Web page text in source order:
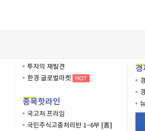
투자의 재발견
한경 글로벌마켓
HOT
종목핫라인
국고처 프라임
국민주식고충처리반 1~6부 [홈]
경